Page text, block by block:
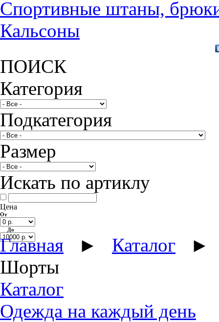
Спортивные штаны,
Кальсоны
ПОИСК
Категория
Подкатегория
Размер
Искать по артиклу
Цена
От
До
Главная ► Каталог
►
Шорты
Каталог
Одежда на каждый день